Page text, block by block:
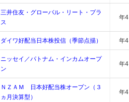
三井住友・グローバル・リート・プラ
ス
年
ダイワ好配当日本株投信（季節点描） 年
ニッセイ／パトナム・インカムオープ
ン
年
ＮＺＡＭ 日本好配当株オープン（３
ヵ月決算型）
年